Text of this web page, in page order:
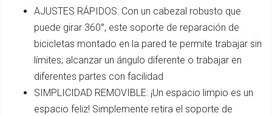
AJUSTES RÁPIDOS: Con un cabezal robusto que
puede girar 360°, este soporte de reparación de
bicicletas montado en la pared te permite trabajar sin
límites; alcanzar un ángulo diferente o trabajar en
diferentes partes con facilidad
SIMPLICIDAD REMOVIBLE: ¡Un espacio limpio es un
espacio feliz! Simplemente retira el soporte de